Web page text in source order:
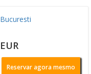
Reservar agora mesmo